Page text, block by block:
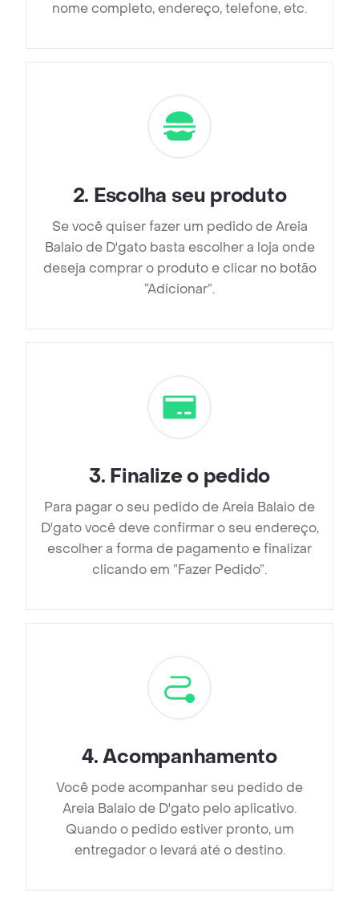
nome completo, endereço, telefone, etc.
2. Escolha seu produto
Se você quiser fazer um pedido de Areia
Balaio de D'gato basta escolher a loja onde
deseja comprar o produto e clicar no botão
“Adicionar”.
3. Finalize o pedido
Para pagar o seu pedido de Areia Balaio de
D'gato você deve confirmar o seu endereço,
escolher a forma de pagamento e finalizar
clicando em ”Fazer Pedido”.
4.Acompanhamento
Você pode acompanhar seu pedido de
Areia Balaio de D'gato pelo aplicativo.
Quando o pedido estiver pronto, um
entregador o levará até o destino.